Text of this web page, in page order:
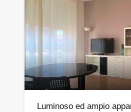
Luminoso ed ampio